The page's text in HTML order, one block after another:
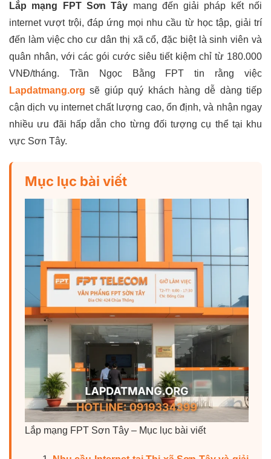
Lắp mạng FPT Sơn Tây mang đến giải pháp kết nối
internet vượt trội, đáp ứng mọi nhu cầu từ học tập, giải trí
đến làm việc cho cư dân thị xã cổ, đặc biệt là sinh viên và
quân nhân, với các gói cước siêu tiết kiệm chỉ từ 180.000
VNĐ/tháng. Trần Ngọc Bằng FPT tin rằng việc
Lapdatmang.org sẽ giúp quý khách hàng dễ dàng tiếp
cận dịch vụ internet chất lượng cao, ổn định, và nhận ngay
nhiều ưu đãi hấp dẫn cho từng đối tượng cụ thể tại khu
vực Sơn Tây.
Mục lục bài viết
Lắp mạng FPT Sơn Tây – Mục lục bài viết